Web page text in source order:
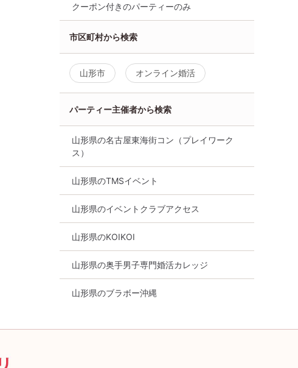
クーポン付きのパーティーのみ
市区町村から検索
山形市 オンライン婚活
パーティー主催者から検索
山形県の名古屋東海街コン（プレイワーク
ス）
山形県のTMSイベント
山形県のイベントクラブアクセス
山形県のKOIKOI
山形県の奥手男子専門婚活カレッジ
山形県のブラボー沖縄